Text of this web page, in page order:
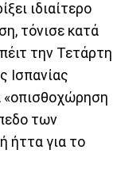
ιδιαίτερο
τόνισε κατά
την Τετάρτη
Ισπανίας
«οπισθοχώρηση
των
ήττα για το